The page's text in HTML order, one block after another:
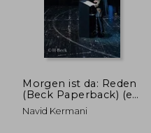
Morgen ist da: Reden
(Beck Paperback) (en
Alemán)
Navid Kermani